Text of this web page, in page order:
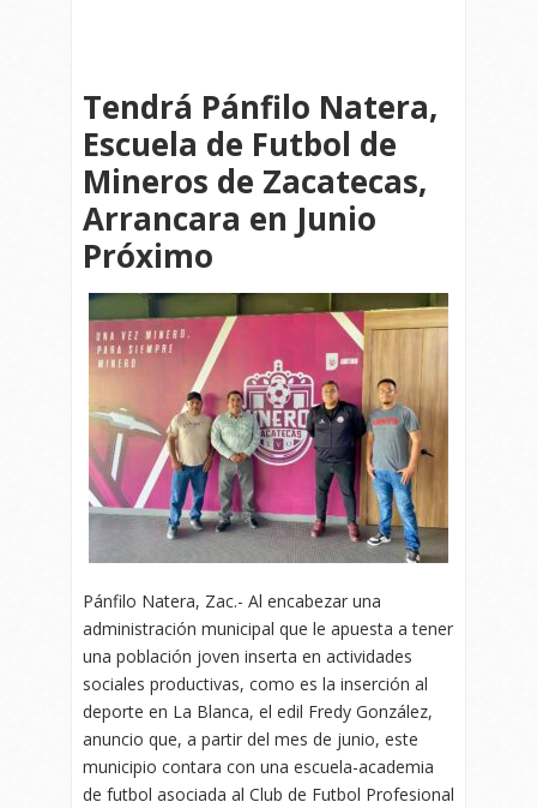
Tendrá Pánfilo Natera,
Escuela de Futbol de
Mineros de Zacatecas,
Arrancara en Junio
Próximo
Pánfilo Natera, Zac.- Al encabezar una
administración municipal que le apuesta a tener
una población joven inserta en actividades
sociales productivas, como es la inserción al
deporte en La Blanca, el edil Fredy González,
anuncio que, a partir del mes de junio, este
municipio contara con una escuela-academia
de futbol asociada al Club de Futbol Profesional